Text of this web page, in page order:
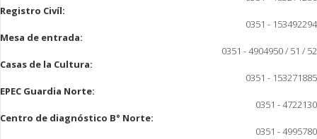
Registro Civíl:
0351 - 153492294
Mesa de entrada:
0351 - 4904950 / 51 / 52
Casas de la Cultura:
0351 - 153271885
EPEC Guardia Norte:
0351 - 4722130
Centro de diagnóstico B° Norte:
0351 - 4995780